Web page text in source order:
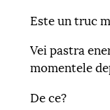
Este un truc
Vei pastra
momentele
De ce?